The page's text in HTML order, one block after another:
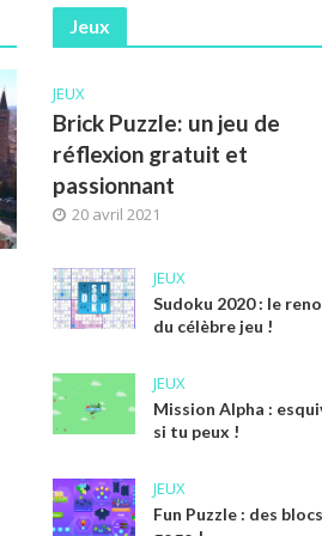
Jeux
JEUX
Brick Puzzle: un jeu de
réflexion gratuit et
passionnant
20 avril 2021
JEUX
Sudoku 2020 : le
du célèbre jeu !
JEUX
Mission Alpha :
si tu peux !
JEUX
Fun Puzzle : des